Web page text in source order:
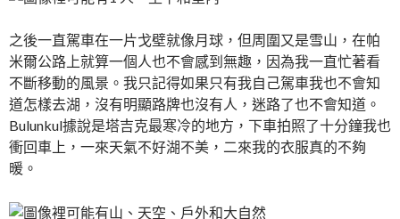
之後一直駕車在一片戈壁就像月球，但周圍又是雪山，在帕
米爾公路上就算一個人也不會感到無趣，因為我一直忙著看
不斷移動的風景。我只記得如果只有我自己駕車我也不會知
道怎樣去湖，沒有明顯路牌也沒有人，迷路了也不會知道。
Bulunkul據說是塔吉克最寒冷的地方，下車拍照了十分鐘我也
衝回車上，一來天氣不好湖不美，二來我的衣服真的不夠
暖。